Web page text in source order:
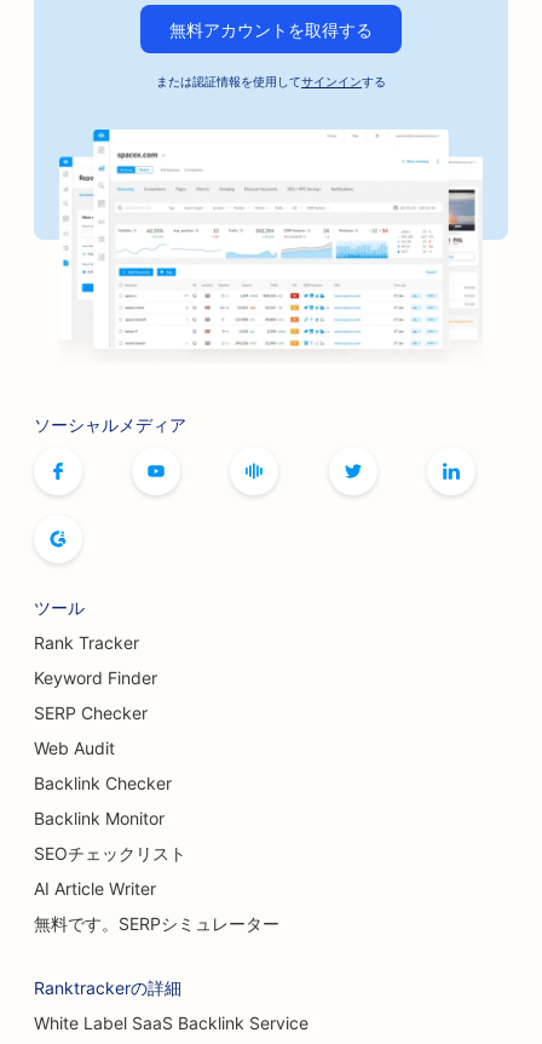
無料アカウントを取得する
または認証情報を使用してサインインする
ソーシャルメディア
ツール
Rank Tracker
Keyword Finder
SERP Checker
Web Audit
Backlink Checker
Backlink Monitor
SEOチェックリスト
AI Article Writer
無料です。SERPシミュレーター
Ranktrackerの詳細
White Label SaaS Backlink Service